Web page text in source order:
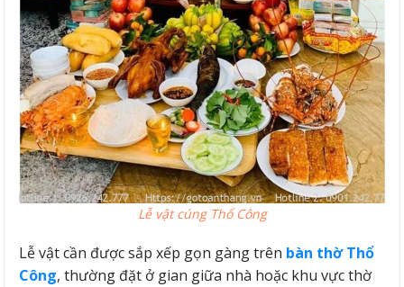
Lễ vật cúng Thổ Công
Lễ vật cần được sắp xếp gọn gàng trên bàn thờ Thổ
Công, thường đặt ở gian giữa nhà hoặc khu vực thờ